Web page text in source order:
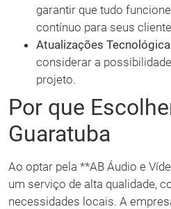
garantir que tudo
contínuo para seus
Atualizações
considerar a
projeto.
Por que
Guaratuba
Ao optar pela **AB Áudio e
um serviço de alta qualidade,
necessidades locais. A